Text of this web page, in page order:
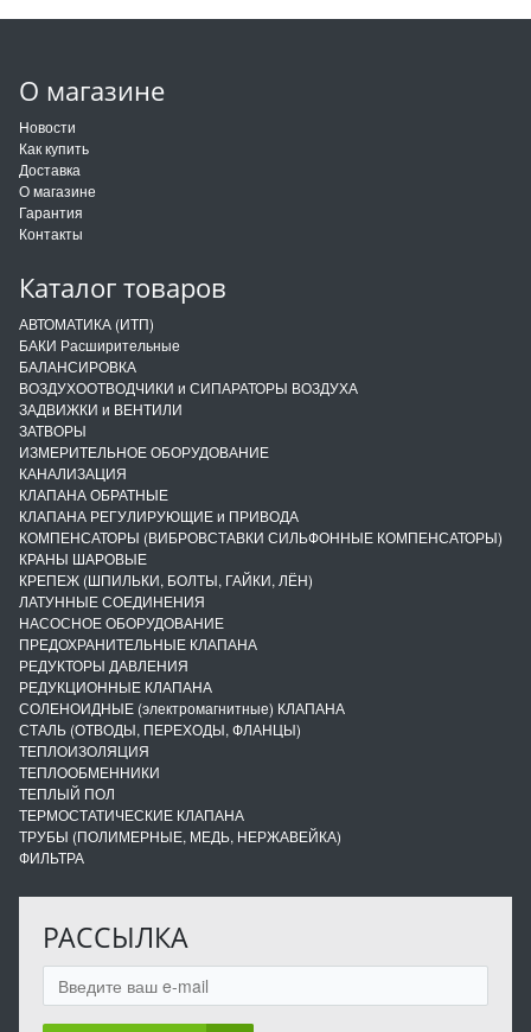
О магазине
Новости
Как купить
Доставка
О магазине
Гарантия
Контакты
Каталог товаров
АВТОМАТИКА (ИТП)
БАКИ Расширительные
БАЛАНСИРОВКА
ВОЗДУХООТВОДЧИКИ и СИПАРАТОРЫ ВОЗДУХА
ЗАДВИЖКИ и ВЕНТИЛИ
ЗАТВОРЫ
ИЗМЕРИТЕЛЬНОЕ ОБОРУДОВАНИЕ
КАНАЛИЗАЦИЯ
КЛАПАНА ОБРАТНЫЕ
КЛАПАНА РЕГУЛИРУЮЩИЕ и ПРИВОДА
КОМПЕНСАТОРЫ (ВИБРОВСТАВКИ СИЛЬФОННЫЕ КОМПЕНСАТОРЫ)
КРАНЫ ШАРОВЫЕ
КРЕПЕЖ (ШПИЛЬКИ, БОЛТЫ, ГАЙКИ, ЛЁН)
ЛАТУННЫЕ СОЕДИНЕНИЯ
НАСОСНОЕ ОБОРУДОВАНИЕ
ПРЕДОХРАНИТЕЛЬНЫЕ КЛАПАНА
РЕДУКТОРЫ ДАВЛЕНИЯ
РЕДУКЦИОННЫЕ КЛАПАНА
СОЛЕНОИДНЫЕ (электромагнитные) КЛАПАНА
СТАЛЬ (ОТВОДЫ, ПЕРЕХОДЫ, ФЛАНЦЫ)
ТЕПЛОИЗОЛЯЦИЯ
ТЕПЛООБМЕННИКИ
ТЕПЛЫЙ ПОЛ
ТЕРМОСТАТИЧЕСКИЕ КЛАПАНА
ТРУБЫ (ПОЛИМЕРНЫЕ, МЕДЬ, НЕРЖАВЕЙКА)
ФИЛЬТРА
РАССЫЛКА